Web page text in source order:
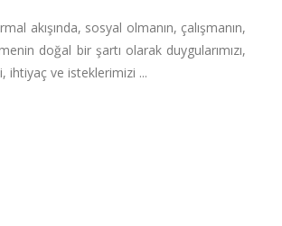
akışında, sosyal olmanın, çalışmanın,
doğal bir şartı olarak duygularımızı,
ihtiyaç ve isteklerimizi ...